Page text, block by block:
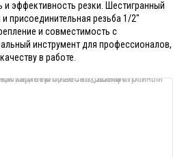
и эффективность резки. Шестигранный
присоединительная резьба 1/2"
и совместимость с
инструмент для профессионалов,
в работе.